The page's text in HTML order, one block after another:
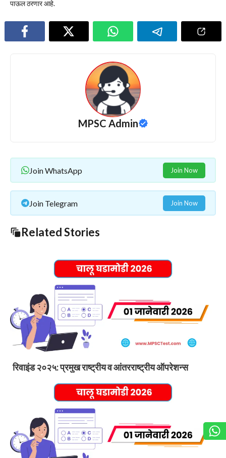
पाऊल ठरणार आहे.
MPSC Admin
Join WhatsApp Join Now
Join Telegram Join Now
Related Stories
रिवाइंड २०२५: प्रमुख राष्ट्रीय व आंतरराष्ट्रीय ऑपरेशन्स